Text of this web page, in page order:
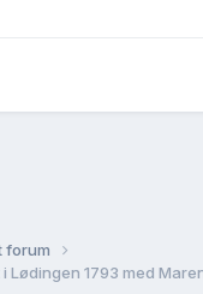
forum
Lødingen 1793 med